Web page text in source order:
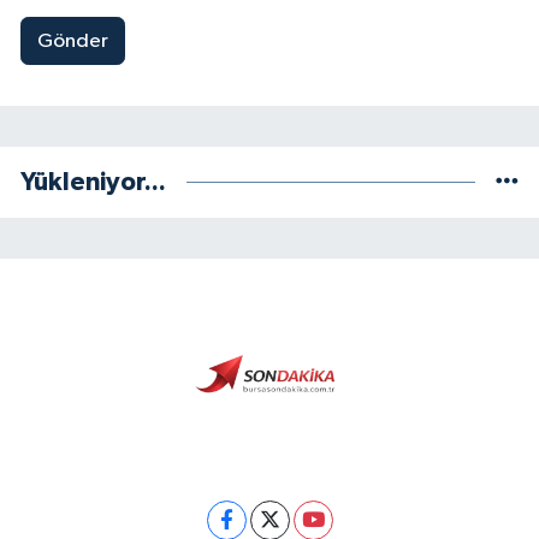
Gönder
Yükleniyor...